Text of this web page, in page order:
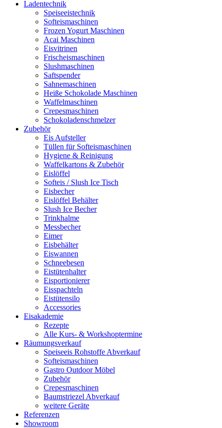
Ladentechnik
Speiseeistechnik
Softeismaschinen
Frozen Yogurt Maschinen
Acai Maschinen
Eisvitrinen
Frischeismaschinen
Slushmaschinen
Saftspender
Sahnemaschinen
Heiße Schokolade Maschinen
Waffelmaschinen
Crepesmaschinen
Schokoladenschmelzer
Zubehör
Eis Aufsteller
Tüllen für Softeismaschinen
Hygiene & Reinigung
Waffelkartons & Zubehör
Eislöffel
Softeis / Slush Ice Tisch
Eisbecher
Eislöffel Behälter
Slush Ice Becher
Trinkhalme
Messbecher
Eimer
Eisbehälter
Eiswannen
Schneebesen
Eistütenhalter
Eisportionierer
Eisspachteln
Eistütensilo
Accessories
Eisakademie
Rezepte
Alle Kurs- & Workshoptermine
Räumungsverkauf
Speiseeis Rohstoffe Abverkauf
Softeismaschinen
Gastro Outdoor Möbel
Zubehör
Crepesmaschinen
Baumstriezel Abverkauf
weitere Geräte
Referenzen
Showroom